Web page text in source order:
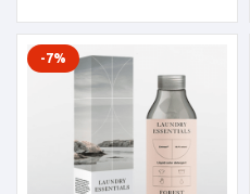
-7%